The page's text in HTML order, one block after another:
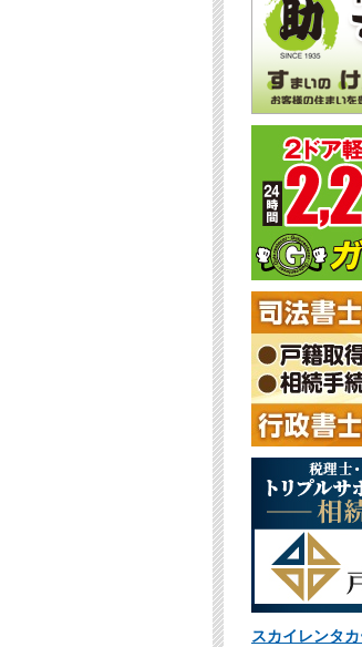
スカイレンタ